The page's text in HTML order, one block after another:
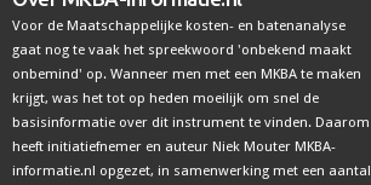
Voor de Maatschappelijke kosten- en batenanalyse
gaat nog te vaak het spreekwoord 'onbekend maakt
onbemind' op. Wanneer men met een MKBA te maken
krijgt, was het tot op heden moeilijk om snel de
basisinformatie over dit instrument te vinden. Daarom
heeft initiatiefnemer en auteur Niek Mouter MKBA-
informatie.nl opgezet, in samenwerking met een aantal